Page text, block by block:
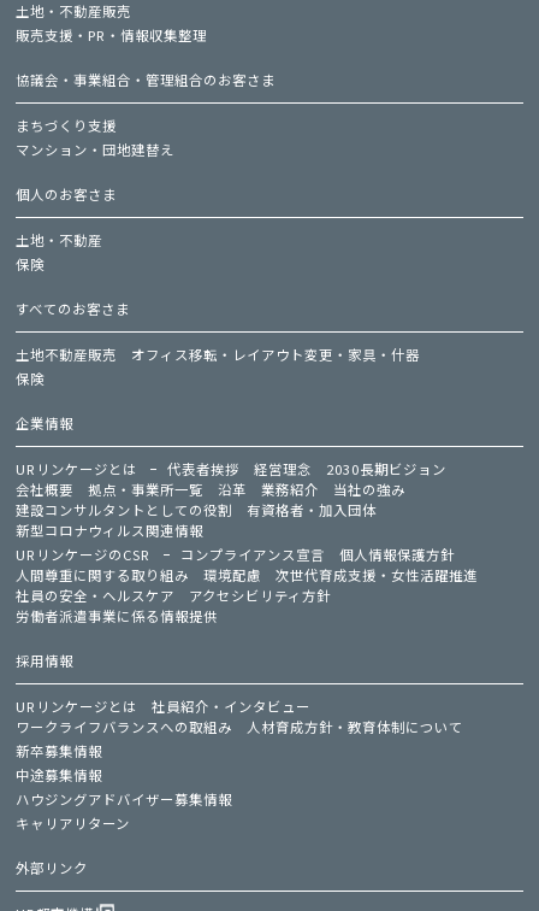
土地・不動産販売
販売支援・PR・情報収集整理
協議会・事業組合・管理組合のお客さま
まちづくり支援
マンション・団地建替え
個人のお客さま
土地・不動産
保険
すべてのお客さま
土地不動産販売
オフィス移転・レイアウト変更・家具・什器
保険
企業情報
URリンケージとは 代表者挨拶 経営理念
2030長期ビジョン
会社概要
拠点・事業所一覧 沿革 業務紹介
当社の強み
建設コンサルタントとしての役割
有資格者・加入団体
新型コロナウィルス関連情報
URリンケージのCSR
コンプライアンス宣言
個人情報保護方針
人間尊重に関する取り組み
環境配慮
次世代育成支援・女性活躍推進
社員の安全・ヘルスケア
アクセシビリティ方針
労働者派遣事業に係る情報提供
採用情報
URリンケージとは
社員紹介・インタビュー
ワークライフバランスへの取組み
人材育成方針・教育体制について
新卒募集情報
中途募集情報
ハウジングアドバイザー募集情報
キャリアリターン
外部リンク